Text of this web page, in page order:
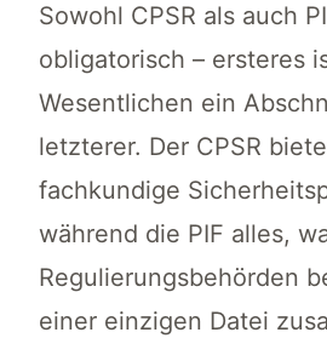
Sowohl CPSR als auch
obligatorisch – ersteres
Wesentlichen ein
letzterer. Der CPSR
fachkundige
während die PIF alles,
Regulierungsbehörden
einer einzigen Datei